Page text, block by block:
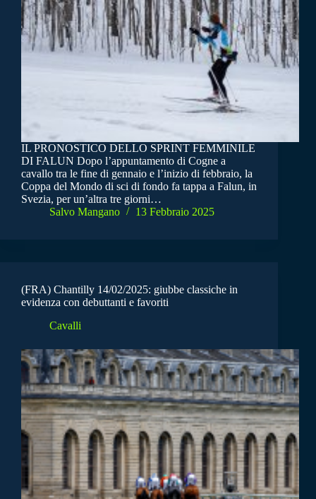
IL PRONOSTICO DELLO SPRINT FEMMINILE
DI FALUN Dopo l’appuntamento di Cogne a
cavallo tra le fine di gennaio e l’inizio di febbraio, la
Coppa del Mondo di sci di fondo fa tappa a Falun, in
Svezia, per un’altra tre giorni…
Salvo Mangano
13 Febbraio 2025
(FRA) Chantilly 14/02/2025: giubbe classiche in
evidenza con debuttanti e favoriti
Cavalli